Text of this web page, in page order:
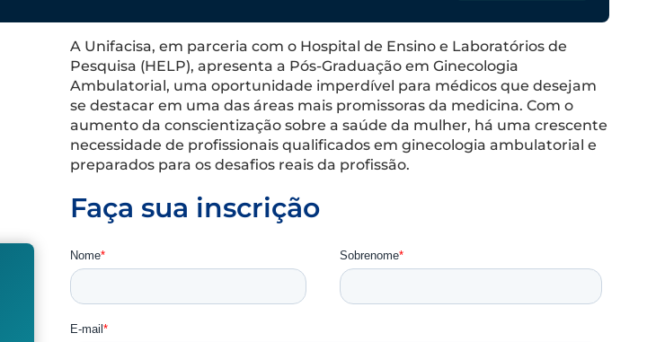
A Unifacisa, em parceria com o Hospital de Ensino e Laboratórios de
Pesquisa (HELP), apresenta a Pós-Graduação em Ginecologia
Ambulatorial, uma oportunidade imperdível para médicos que desejam
se destacar em uma das áreas mais promissoras da medicina. Com o
aumento da conscientização sobre a saúde da mulher, há uma crescente
necessidade de profissionais qualificados em ginecologia ambulatorial e
preparados para os desafios reais da profissão.
Faça sua inscrição